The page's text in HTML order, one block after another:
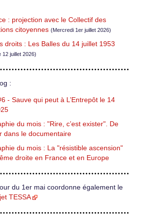
: projection avec le Collectif des
citoyennes (Mercredi 1er juillet 2026)
droits : Les Balles du 14 juillet 1953
12 juillet 2026)
:
- Sauve qui peut à L’Entrepôt le 14
du mois : "Rire, c’est exister". De
dans le documentaire
du mois : La "résistible ascension"
droite en France et en Europe
du 1er mai coordonne également le
TESSA